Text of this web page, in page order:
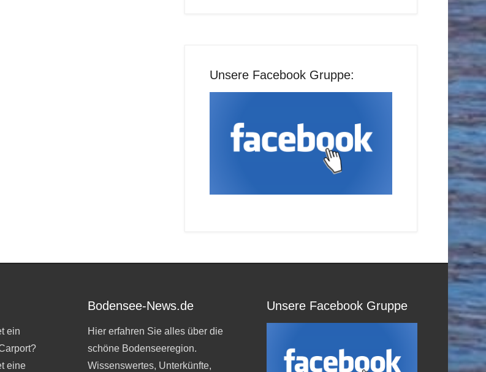
Unsere Facebook Gruppe:
ein
eine
Bodensee-News.de
Hier erfahren Sie alles über die
schöne Bodenseeregion.
Wissenswertes, Unterkünfte,
Unsere Facebook Gruppe